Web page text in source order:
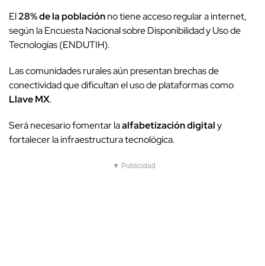
El28% de la poblaciónno tiene acceso regular a internet,
según la Encuesta Nacional sobre Disponibilidad y Uso de
Tecnologías (ENDUTIH).
Las comunidades rurales aún presentan brechas de
conectividad que dificultan el uso de plataformas como
Llave MX.
Será necesario fomentar laalfabetización digitaly
fortalecer la infraestructura tecnológica.
▼ Publicidad